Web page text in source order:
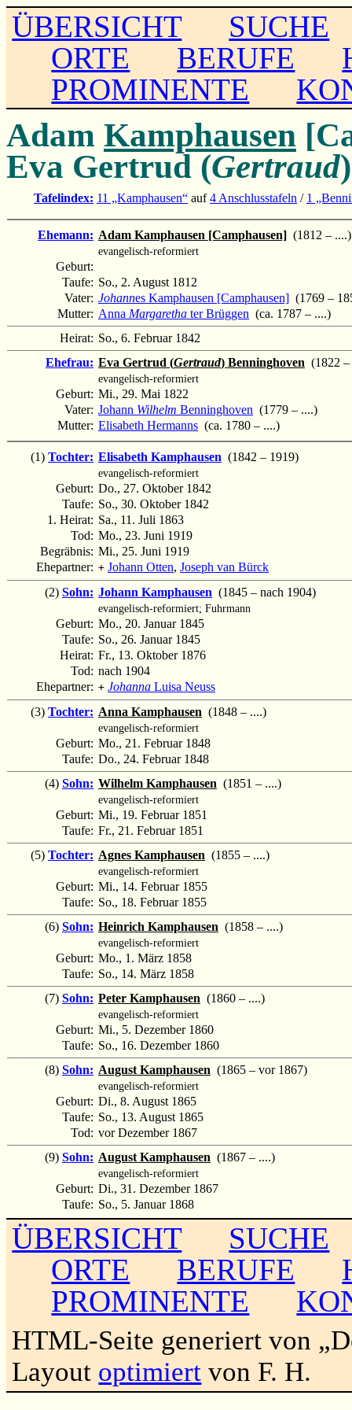
ÜBERSICHT
SUCHE
ORTE
BERUFE
PROMINENTE
Adam Kamphausen
Eva Gertrud (Gertraud
Tafelindex: 11 „Kamphausen“ auf4 Anschlusstafeln / 1
Ehemann: Adam Kamphausen [Camphausen] (1812 – ....)
evangelisch-reformiert
Geburt:
Taufe: So., 2. August 1812
Vater: Johannes Kamphausen [Camphausen] (1769 –
Mutter: Anna Margaretha ter Brüggen (ca. 1787 – ....)
Heirat: So., 6. Februar 1842
Ehefrau: Eva Gertrud (Gertraud) Benninghoven (1822
evangelisch-reformiert
Geburt: Mi., 29. Mai 1822
Vater: Johann Wilhelm Benninghoven (1779 – ....)
Mutter: Elisabeth Hermanns (ca. 1780 – ....)
(1) Tochter: Elisabeth Kamphausen (1842 – 1919)
evangelisch-reformiert
Geburt: Do., 27. Oktober 1842
Taufe: So., 30. Oktober 1842
1. Heirat: Sa., 11. Juli 1863
Tod: Mo., 23. Juni 1919
Begräbnis: Mi., 25. Juni 1919
Ehepartner: + Johann Otten, Joseph van Bürck
(2) Sohn: Johann Kamphausen (1845 – nach 1904)
evangelisch-reformiert; Fuhrmann
Geburt: Mo., 20. Januar 1845
Taufe: So., 26. Januar 1845
Heirat: Fr., 13. Oktober 1876
Tod: nach 1904
Ehepartner: + Johanna Luisa Neuss
(3) Tochter: Anna Kamphausen (1848 – ....)
evangelisch-reformiert
Geburt: Mo., 21. Februar 1848
Taufe: Do., 24. Februar 1848
(4) Sohn: Wilhelm Kamphausen (1851 – ....)
evangelisch-reformiert
Geburt: Mi., 19. Februar 1851
Taufe: Fr., 21. Februar 1851
(5) Tochter: Agnes Kamphausen (1855 – ....)
evangelisch-reformiert
Geburt: Mi., 14. Februar 1855
Taufe: So., 18. Februar 1855
(6) Sohn: Heinrich Kamphausen (1858 – ....)
evangelisch-reformiert
Geburt: Mo., 1. März 1858
Taufe: So., 14. März 1858
(7) Sohn: Peter Kamphausen (1860 – ....)
evangelisch-reformiert
Geburt: Mi., 5. Dezember 1860
Taufe: So., 16. Dezember 1860
(8) Sohn: August Kamphausen (1865 – vor 1867)
evangelisch-reformiert
Geburt: Di., 8. August 1865
Taufe: So., 13. August 1865
Tod: vor Dezember 1867
(9) Sohn: August Kamphausen (1867 – ....)
evangelisch-reformiert
Geburt: Di., 31. Dezember 1867
Taufe: So., 5. Januar 1868
ÜBERSICHT
SUCHE
ORTE
BERUFE
PROMINENTE
HTML-Seite generiert von
Layout optimiert von F. H.